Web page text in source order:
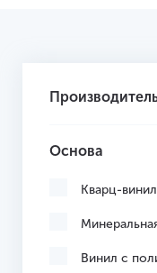
Основа
Кварц-
Винил с